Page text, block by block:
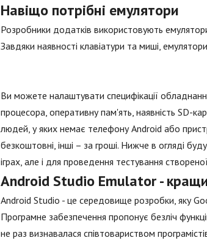
Навіщо потрібні емулятори
Розробники додатків використовують
Завдяки наявності клавіатури та миші,
Ви можете налаштувати специфікації
процесора, оперативну пам'ять, наявність SD-
людей, у яких немає телефону Android або
безкоштовні, інші – за гроші. Нижче в огляді
іграх, але і для проведення тестування
Android Studio Emulator -
Android Studio - це середовище розробки, яку
Програмне забезпечення пропонує безліч
не раз визнавалася співтовариством